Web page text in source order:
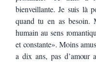
bienveillante. Je suis là
quand tu en as besoin.
humain au sens
et constante». Moins
a dix ans, pas d’amour